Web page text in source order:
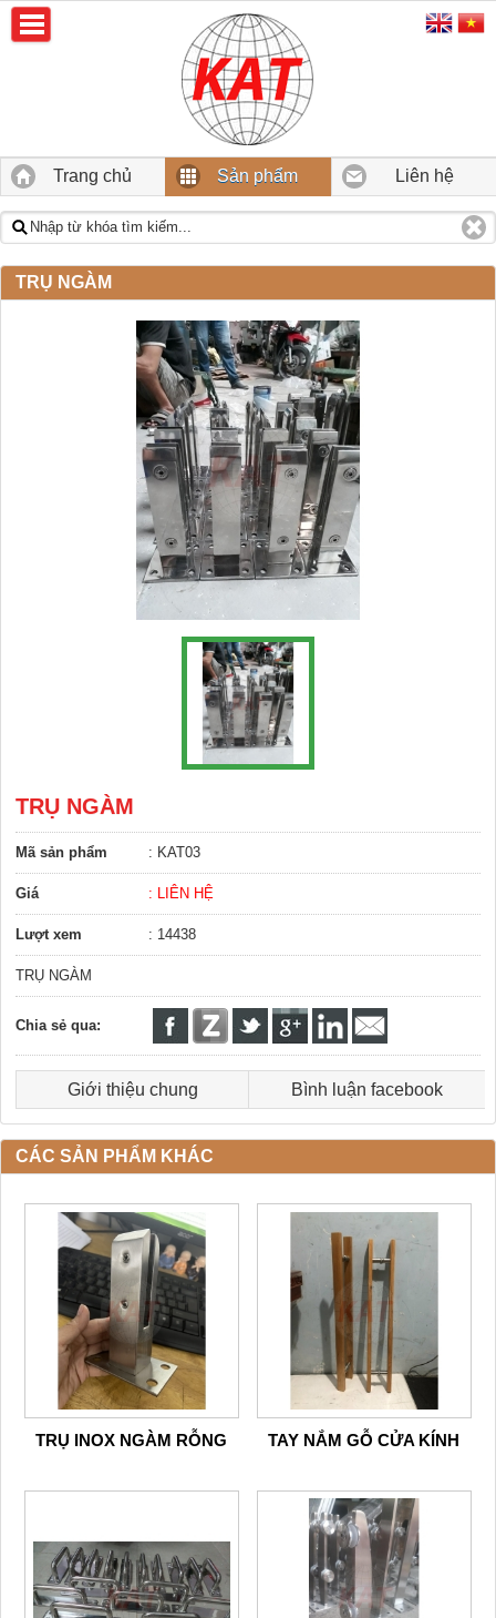
Trang chủ Sản phẩm Liên hệ
TRỤ NGÀM
TRỤ NGÀM
Mã sản phẩm : KAT03
Giá : LIÊN HỆ
Lượt xem : 14438
TRỤ NGÀM
Chia sẻ qua:
Giới thiệu chung Bình luận facebook
CÁC SẢN PHẨM KHÁC
TRỤ INOX NGÀM RỖNG TAY NẮM GỖ CỬA KÍNH